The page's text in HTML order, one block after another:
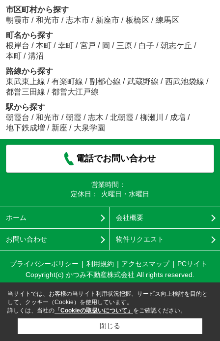
市区町村から探す
朝霞市 / 和光市 / 志木市 / 新座市 / 板橋区 / 練馬区
町名から探す
根岸台 / 本町 / 幸町 / 宮戸 / 岡 / 三原 / 白子 / 朝志ケ丘 /
本町 / 溝沼
路線から探す
東武東上線 / 有楽町線 / 副都心線 / 武蔵野線 / 西武池袋線 /
都営三田線 / 都営大江戸線
駅から探す
朝霞台 / 和光市 / 朝霞 / 志木 / 北朝霞 / 柳瀬川 / 成増 /
地下鉄成増 / 新座 / 大泉学園
電話でお問い合わせ
営業時間：
定休日：
火曜日・水曜日
ホーム 会社概要
お問い合わせ 物件リクエスト
プライバシーポリシー 利用規約 アクセスマップ
PCサイト
Copyright(c) かつみ不動産株式会社 All rights reserved.
当サイトでは、お客様の当サイト利用状況把握、サービス向上検討を目的と
して、クッキー（Cookie）を使用しています。
詳しくは、当社の 「Cookieの取扱いについて」 をご確認ください。
閉じる